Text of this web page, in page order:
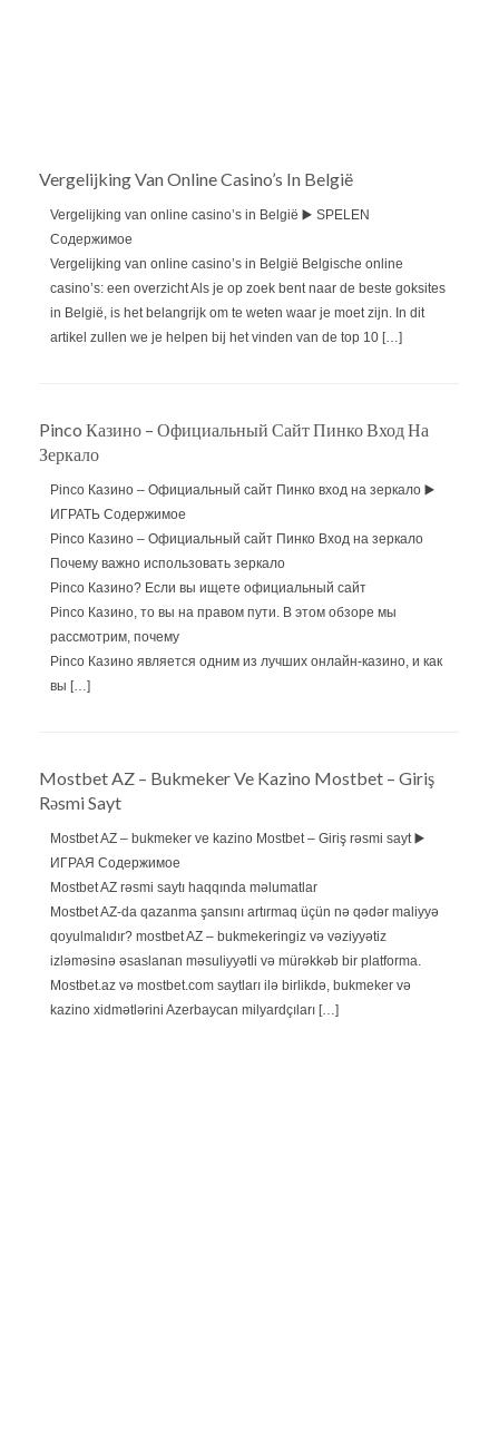
Vergelijking Van Online Casino’s In België
Vergelijking van online casino’s in België ▶️ SPELEN
Содержимое
Vergelijking van online casino’s in België Belgische online
casino’s: een overzicht Als je op zoek bent naar de beste goksites
in België, is het belangrijk om te weten waar je moet zijn. In dit
artikel zullen we je helpen bij het vinden van de top 10 […]
Pinco Казино – Официальный Сайт Пинко Вход На
Зеркало
Pinco Казино – Официальный сайт Пинко вход на зеркало ▶️
ИГРАТЬ Содержимое
Pinco Казино – Официальный сайт Пинко Вход на зеркало
Почему важно использовать зеркало
Pinco Казино? Если вы ищете официальный сайт
Pinco Казино, то вы на правом пути. В этом обзоре мы
рассмотрим, почему
Pinco Казино является одним из лучших онлайн-казино, и как
вы […]
Mostbet AZ – Bukmeker Ve Kazino Mostbet – Giriş
Rəsmi Sayt
Mostbet AZ – bukmeker ve kazino Mostbet – Giriş rəsmi sayt ▶️
ИГРАЯ Содержимое
Mostbet AZ rəsmi saytı haqqında məlumatlar
Mostbet AZ-da qazanma şansını artırmaq üçün nə qədər maliyyə
qoyulmalıdır? mostbet AZ – bukmekeringiz və vəziyyətiz
izləməsinə əsaslanan məsuliyyətli və mürəkkəb bir platforma.
Mostbet.az və mostbet.com saytları ilə birlikdə, bukmeker və
kazino xidmətlərini Azerbaycan milyardçıları […]